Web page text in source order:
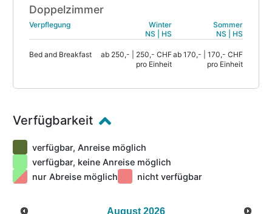
Doppelzimmer
Verpflegung
Winter
NS | HS
Sommer
NS | HS
Bed and Breakfast
ab 250,- | 250,- CHF
pro Einheit
ab 170,- | 170,- CHF
pro Einheit
Verfügbarkeit
verfügbar, Anreise möglich
verfügbar, keine Anreise möglich
nur Abreise möglich
nicht verfügbar
August 2026